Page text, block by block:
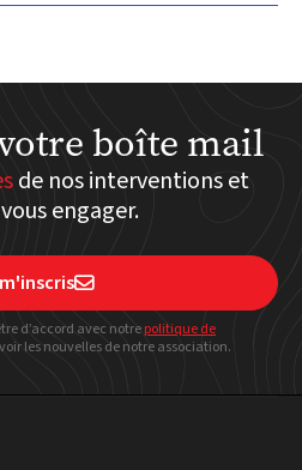
boîte mail
de nos interventions et
engager.

d’accord avec notrepolitiquede
les nouvelles de notre association.